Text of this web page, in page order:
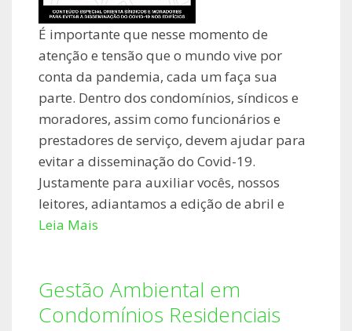
É importante que nesse momento de
atenção e tensão que o mundo vive por
conta da pandemia, cada um faça sua
parte. Dentro dos condomínios, síndicos e
moradores, assim como funcionários e
prestadores de serviço, devem ajudar para
evitar a disseminação do Covid-19.
Justamente para auxiliar vocês, nossos
leitores, adiantamos a edição de abril e
Leia Mais
Gestão Ambiental em
Condomínios Residenciais